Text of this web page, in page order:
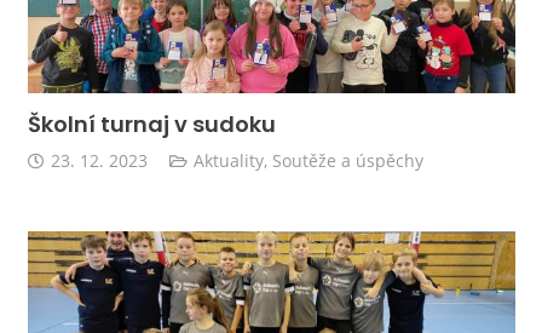
Školní turnaj v sudoku
23. 12. 2023 Aktuality, Soutěže a úspěchy